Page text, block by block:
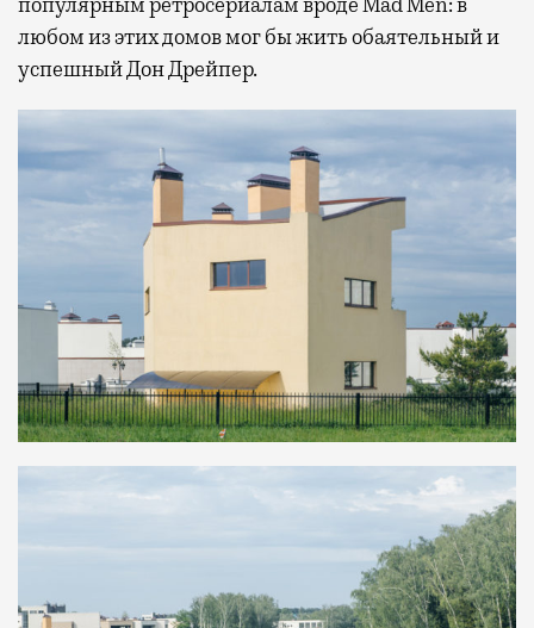
любом из этих домов мог бы жить обаятельный и
успешный Дон Дрейпер.